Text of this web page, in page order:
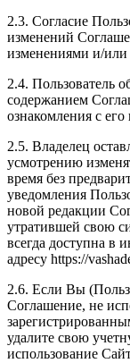
2.3. Согласие
изменений
изменениями и/
2.4. Пользователь
содержанием
ознакомления с
2.5. Владелец
усмотрению
время без
уведомления
новой редакции
утратившей свою
всегда доступна в
адресу https://
2.6. Если Вы
Соглашение, не
удалите свою
использование